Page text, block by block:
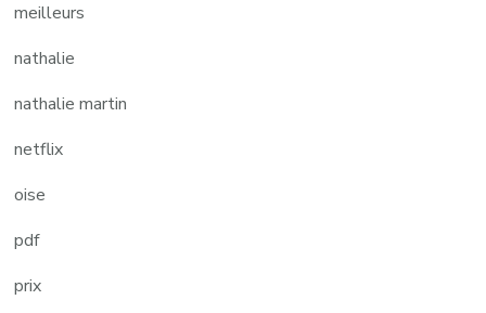
meilleurs
nathalie
nathalie martin
netflix
oise
pdf
prix